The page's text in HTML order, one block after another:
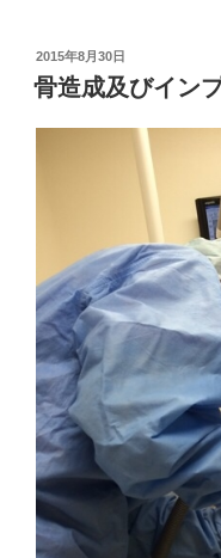
投
稿
日:
2015年8月30日
骨造成及びイン